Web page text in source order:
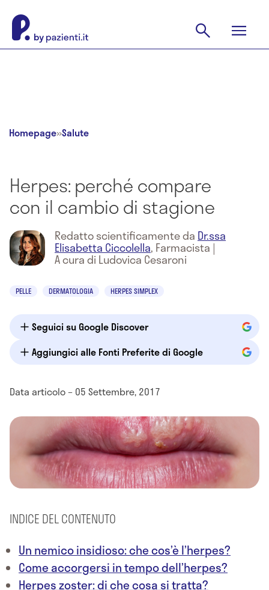
Homepage»Salute
Herpes: perché compare
con il cambio di stagione
Redatto scientificamente da Dr.ssa
Elisabetta Ciccolella, Farmacista |
A cura di Ludovica Cesaroni
PELLE DERMATOLOGIA HERPES SIMPLEX
Seguici su Google Discover
Aggiungici alle Fonti Preferite di Google
Data articolo – 05 Settembre, 2017
INDICE DEL CONTENUTO
Un nemico insidioso: che cos’è l’herpes?
Come accorgersi in tempo dell’herpes?
Herpes zoster: di che cosa si tratta?